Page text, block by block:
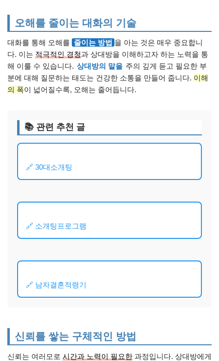
오해를 줄이는 대화의 기술
대화를 통해 오해를 줄이는 방법 을 아는 것은 매우 중요합니
다. 이는 적극적인 경청과 상대방을 이해하고자 하는 노력을 통
해 이룰 수 있습니다. 상대방의 말을 주의 깊게 듣고 필요한 부
분에 대해 질문하는 태도는 건강한 소통을 만들어 줍니다. 이해
의 폭이 넓어질수록, 오해는 줄어듭니다.
📚 관련 추천 글
🔗 30대소개팅
🔗 소개팅프로그램
🔗 남자결혼적령기
신뢰를 쌓는 구체적인 방법
신뢰는 여러모로 시간과 노력이 필요한 과정입니다. 상대방에게